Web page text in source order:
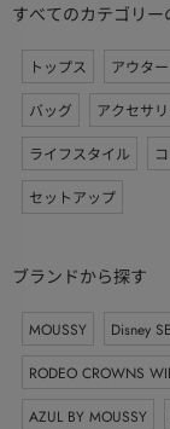
すべてのカテゴリ
トップス アウター
バッグ
アクセサ
ライフスタイル
セットアップ
ブランドから探す
MOUSSY Disney
RODEO CROWNS
AZUL BY MOUSSY